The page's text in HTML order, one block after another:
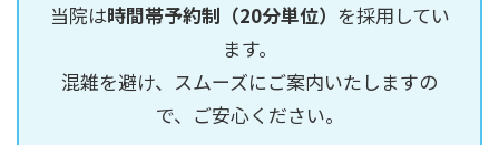
当院は時間帯予約制（20分単位） を採用してい
ます。
混雑を避け、スムーズにご案内いたしますの
で、ご安心ください。